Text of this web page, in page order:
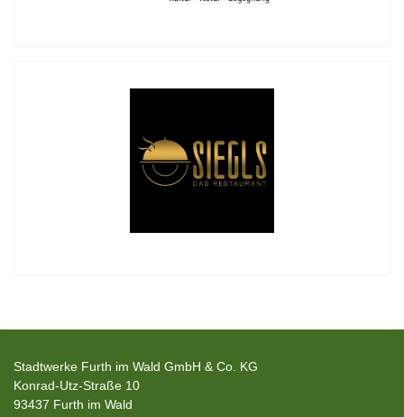
Stadtwerke Furth im Wald GmbH & Co. KG
Konrad-Utz-Straße 10
93437 Furth im Wald